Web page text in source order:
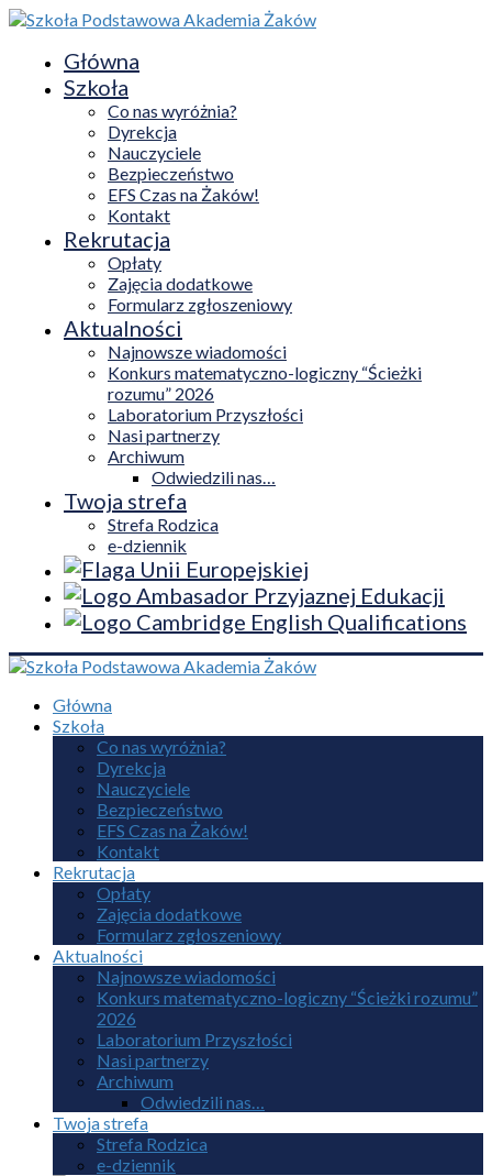
Główna
Szkoła
Co nas wyróżnia?
Dyrekcja
Nauczyciele
Bezpieczeństwo
EFS Czas na Żaków!
Kontakt
Rekrutacja
Opłaty
Zajęcia dodatkowe
Formularz zgłoszeniowy
Aktualności
Najnowsze wiadomości
Konkurs matematyczno-logiczny “Ścieżki
rozumu” 2026
Laboratorium Przyszłości
Nasi partnerzy
Archiwum
Odwiedzili nas…
Twoja strefa
Strefa Rodzica
e-dziennik
Główna
Szkoła
Co nas wyróżnia?
Dyrekcja
Nauczyciele
Bezpieczeństwo
EFS Czas na Żaków!
Kontakt
Rekrutacja
Opłaty
Zajęcia dodatkowe
Formularz zgłoszeniowy
Aktualności
Najnowsze wiadomości
Konkurs matematyczno-logiczny “Ścieżki rozumu”
2026
Laboratorium Przyszłości
Nasi partnerzy
Archiwum
Odwiedzili nas…
Twoja strefa
Strefa Rodzica
e-dziennik